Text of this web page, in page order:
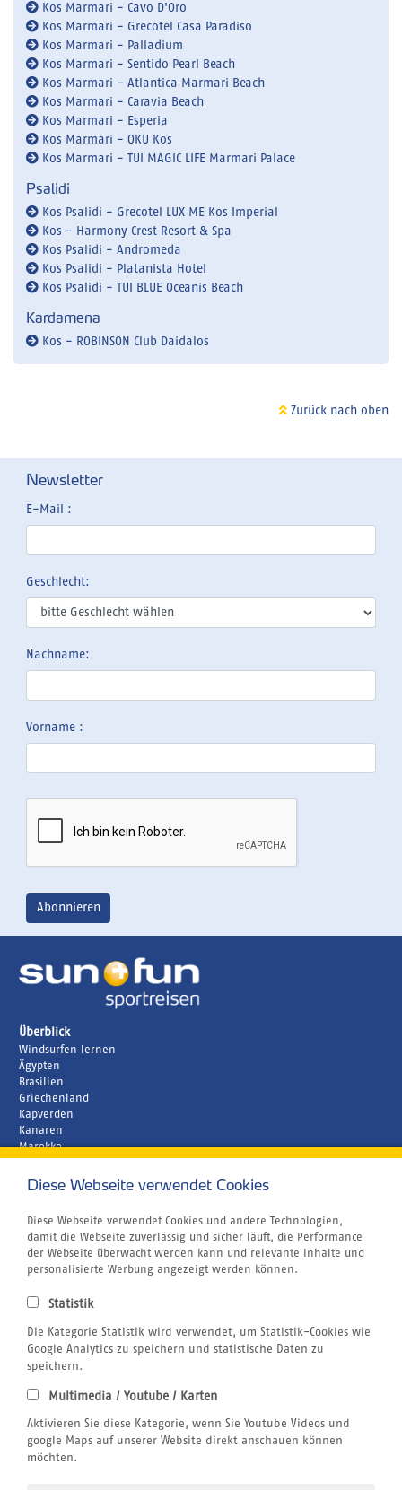
Kos Marmari - Cavo D'Oro
Kos Marmari - Grecotel Casa Paradiso
Kos Marmari - Palladium
Kos Marmari - Sentido Pearl Beach
Kos Marmari - Atlantica Marmari Beach
Kos Marmari - Caravia Beach
Kos Marmari - Esperia
Kos Marmari - OKU Kos
Kos Marmari - TUI MAGIC LIFE Marmari Palace
Psalidi
Kos Psalidi - Grecotel LUX ME Kos Imperial
Kos - Harmony Crest Resort & Spa
Kos Psalidi - Andromeda
Kos Psalidi - Platanista Hotel
Kos Psalidi - TUI BLUE Oceanis Beach
Kardamena
Kos - ROBINSON Club Daidalos
Zurück nach oben
Newsletter
E-Mail :
Geschlecht:
Nachname:
Vorname :
Überblick
Windsurfen lernen
Ägypten
Brasilien
Griechenland
Kapverden
Kanaren
Marokko
Unternehmen
Atmosfair CO2 Kompensation
Airline Blacklist
Bildnachweis
Centrum für Reisemedizin
Jobs
Kitesurfen
SUP
Tauchen
Wingfoilen
Rechtliches
AGB
Datenschutzerklärung
Diese Webseite verwendet Cookies
Diese Webseite verwendet Cookies und andere Technologien,
damit die Webseite zuverlässig und sicher läuft, die Performance
der Webseite überwacht werden kann und relevante Inhalte und
personalisierte Werbung angezeigt werden können.
Statistik
Die Kategorie Statistik wird verwendet, um Statistik-Cookies wie
Google Analytics zu speichern und statistische Daten zu
speichern.
Multimedia / Youtube / Karten
Aktivieren Sie diese Kategorie, wenn Sie Youtube Videos und
google Maps auf unserer Website direkt anschauen können
möchten.